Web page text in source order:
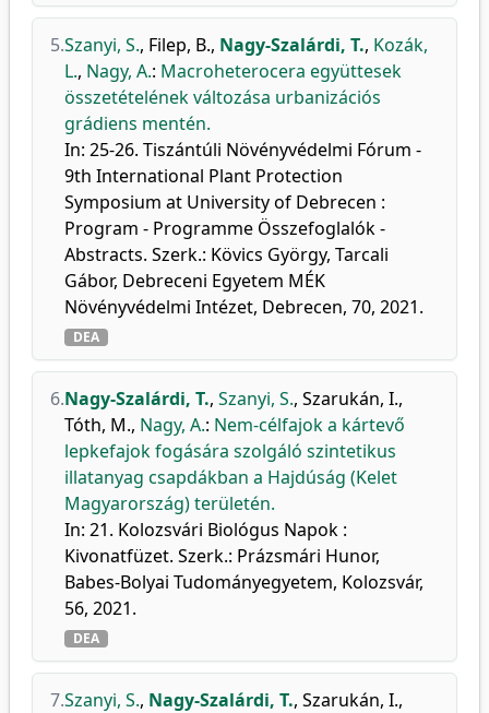
5.Szanyi, S., Filep, B., Nagy-Szalárdi, T., Kozák,
L., Nagy, A.: Macroheterocera együttesek
összetételének változása urbanizációs
grádiens mentén.
In: 25-26. Tiszántúli Növényvédelmi Fórum -
9th International Plant Protection
Symposium at University of Debrecen :
Program - Programme Összefoglalók -
Abstracts. Szerk.: Kövics György, Tarcali
Gábor, Debreceni Egyetem MÉK
Növényvédelmi Intézet, Debrecen, 70, 2021.
DEA
6.Nagy-Szalárdi, T., Szanyi, S., Szarukán, I.,
Tóth, M., Nagy, A.: Nem-célfajok a kártevő
lepkefajok fogására szolgáló szintetikus
illatanyag csapdákban a Hajdúság (Kelet
Magyarország) területén.
In: 21. Kolozsvári Biológus Napok :
Kivonatfüzet. Szerk.: Prázsmári Hunor,
Babes-Bolyai Tudományegyetem, Kolozsvár,
56, 2021.
DEA
7.Szanyi, S., Nagy-Szalárdi, T., Szarukán, I.,